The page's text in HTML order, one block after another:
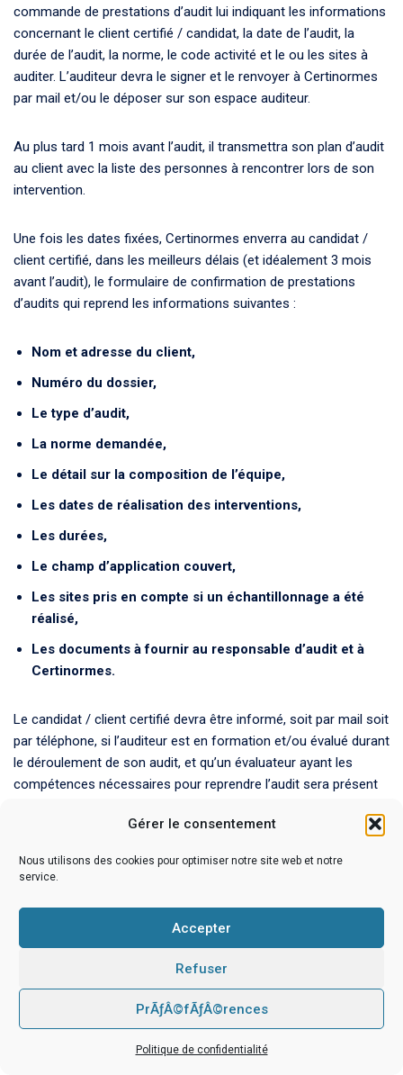
Gérer le consentement
Nous utilisons des cookies pour optimiser notre site web et notre
service.
Accepter
Refuser
PrÃƒÂ©fÃƒÂ©rences
Politique de confidentialité
commande de prestations d’audit lui indiquant les informations
concernant le client certifié / candidat, la date de l’audit, la
durée de l’audit, la norme, le code activité et le ou les sites à
auditer. L’auditeur devra le signer et le renvoyer à Certinormes
par mail et/ou le déposer sur son espace auditeur.
Au plus tard 1 mois avant l’audit, il transmettra son plan d’audit
au client avec la liste des personnes à rencontrer lors de son
intervention.
Une fois les dates fixées, Certinormes enverra au candidat /
client certifié, dans les meilleurs délais (et idéalement 3 mois
avant l’audit), le formulaire de confirmation de prestations
d’audits qui reprend les informations suivantes :
Nom et adresse du client,
Numéro du dossier,
Le type d’audit,
La norme demandée,
Le détail sur la composition de l’équipe,
Les dates de réalisation des interventions,
Les durées,
Le champ d’application couvert,
Les sites pris en compte si un échantillonnage a été
réalisé,
Les documents à fournir au responsable d’audit et à
Certinormes.
Le candidat / client certifié devra être informé, soit par mail soit
par téléphone, si l’auditeur est en formation et/ou évalué durant
le déroulement de son audit, et qu’un évaluateur ayant les
compétences nécessaires pour reprendre l’audit sera présent
d’éventuels observateurs autres que des auditeurs et
L’audit initial est exécuté en deux étapes aux dates convenues
entre le client et le responsable d’audit, qui en informe
Certinormes. Si l’étape 1 et l’étape 2 sont réalisées de manière
consécutive à la demande du client, celui-ci est informé que la
constatation d’écarts majeurs lors de l’étape 1 peut entraîner
l’interruption du processus avant le début de l’étape 2.